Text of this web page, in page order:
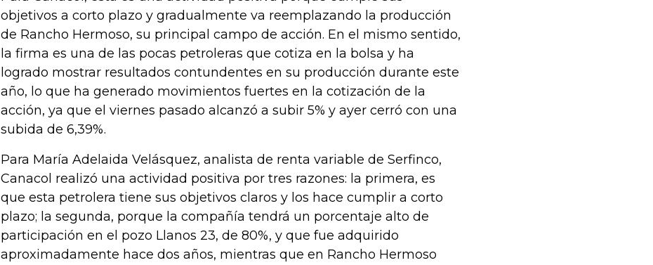
objetivos a corto plazo y gradualmente va reemplazando la producción
de Rancho Hermoso, su principal campo de acción. En el mismo sentido,
la firma es una de las pocas petroleras que cotiza en la bolsa y ha
logrado mostrar resultados contundentes en su producción durante este
año, lo que ha generado movimientos fuertes en la cotización de la
acción, ya que el viernes pasado alcanzó a subir 5% y ayer cerró con una
subida de 6,39%.
Para María Adelaida Velásquez, analista de renta variable de Serfinco,
Canacol realizó una actividad positiva por tres razones: la primera, es
que esta petrolera tiene sus objetivos claros y los hace cumplir a corto
plazo; la segunda, porque la compañía tendrá un porcentaje alto de
participación en el pozo Llanos 23, de 80%, y que fue adquirido
aproximadamente hace dos años, mientras que en Rancho Hermoso